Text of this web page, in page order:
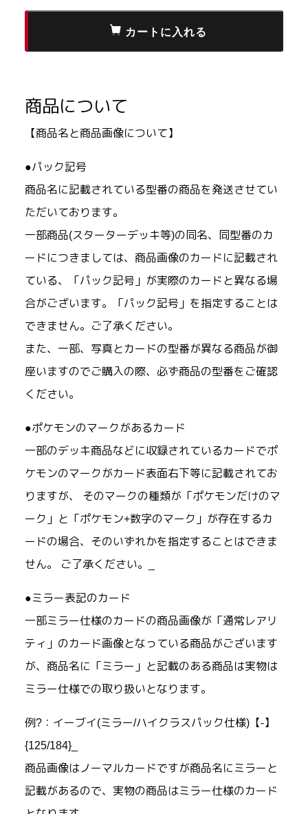
商品について
【商品名と商品画像について】
●パック記号
商品名に記載されている型番の商品を発送させてい
ただいております。
一部商品(スターターデッキ等)の同名、同型番のカ
ードにつきましては、商品画像のカードに記載され
ている、「パック記号」が実際のカードと異なる場
合がございます。「パック記号」を指定することは
できません。ご了承ください。
また、一部、写真とカードの型番が異なる商品が御
座いますのでご購入の際、必ず商品の型番をご確認
ください。
●ポケモンのマークがあるカード
一部のデッキ商品などに収録されているカードでポ
ケモンのマークがカード表面右下等に記載されてお
りますが、 そのマークの種類が「ポケモンだけのマ
ーク」と「ポケモン+数字のマーク」が存在するカ
ードの場合、そのいずれかを指定することはできま
せん。 ご了承ください。_
●ミラー表記のカード
一部ミラー仕様のカードの商品画像が「通常レアリ
ティ」のカード画像となっている商品がございます
が、商品名に「ミラー」と記載のある商品は実物は
ミラー仕様での取り扱いとなります。
例?：イーブイ(ミラー/ハイクラスパック仕様)【-】
{125/184}_
商品画像はノーマルカードですが商品名にミラーと
記載があるので、実物の商品はミラー仕様のカード